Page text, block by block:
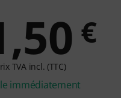
€
TVA incl. (TTC)
immédiatement